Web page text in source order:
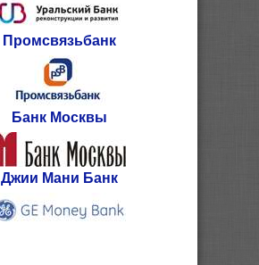
Промсвязьбанк
Банк Москвы
Джии Мани Банк